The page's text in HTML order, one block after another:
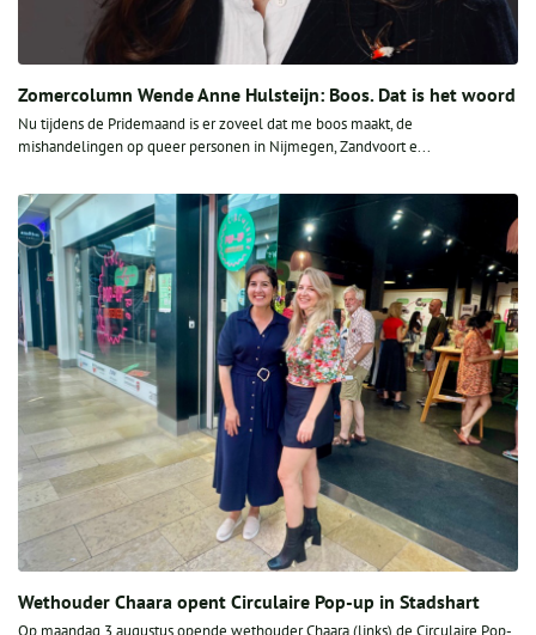
Zomercolumn Wende Anne Hulsteijn: Boos. Dat is het woord
Nu tijdens de Pridemaand is er zoveel dat me boos maakt, de
mishandelingen op queer personen in Nijmegen, Zandvoort e...
Wethouder Chaara opent Circulaire Pop-up in Stadshart
Op maandag 3 augustus opende wethouder Chaara (links) de Circulaire Pop-